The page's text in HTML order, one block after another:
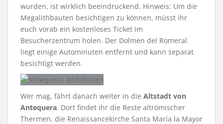
wurden, ist wirklich beeindruckend. Hinweis: Um die
Megalithbauten besichtigen zu können, müsst ihr
euch vorab ein kostenloses Ticket im
Besucherzentrum holen. Der Dolmen del Romeral
liegt einige Autominuten entfernt und kann separat
besichtigt werden.
Wer mag, fährt danach weiter in die Altstadt von
Antequera. Dort findet ihr die Reste altrömischer
Thermen, die Renaissancekirche Santa María la Mayor